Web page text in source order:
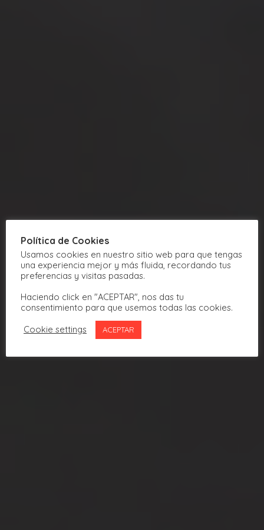
Política de Cookies
Usamos cookies en nuestro sitio web para que tengas
una experiencia mejor y más fluida, recordando tus
preferencias y visitas pasadas.
Haciendo click en "ACEPTAR", nos das tu
consentimiento para que usemos todas las cookies.
Cookie settings
ACEPTAR